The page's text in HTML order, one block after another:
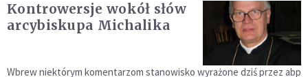
Kontrowersje wokół słów
arcybiskupa Michalika
Wbrew niektórym komentarzom stanowisko wyrażone dziś przez abp